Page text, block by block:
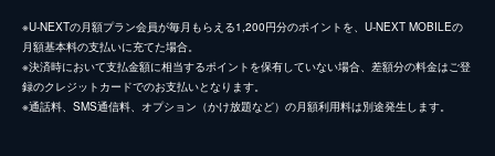
※U-NEXTの月額プラン会員が毎月もらえる1,200円分のポイントを、U-NEXT MOBILEの
月額基本料の支払いに充てた場合。
※決済時において支払金額に相当するポイントを保有していない場合、差額分の料金はご登
録のクレジットカードでのお支払いとなります。
※通話料、SMS通信料、オプション（かけ放題など）の月額利用料は別途発生します。